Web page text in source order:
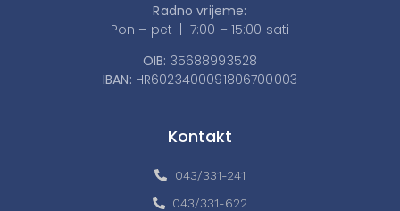
Radno vrijeme:
Pon – pet | 7:00 – 15:00 sati
OIB: 35688993528
IBAN: HR6023400091806700003
Kontakt
043/331-241
043/331-622